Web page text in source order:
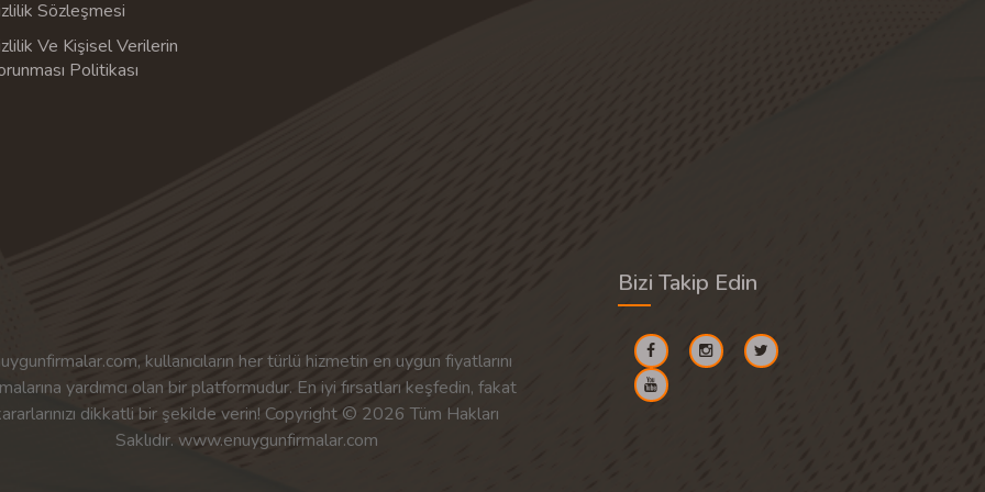
Sözleşmesi
Ve Kişisel Verilerin
Politikası
kullanıcıların her türlü hizmetin en uygun fiyatlarını
yardımcı olan bir platformudur. En iyi fırsatları keşfedin, fakat
dikkatli bir şekilde verin! Copyright © 2026 Tüm Hakları
Saklıdır. www.enuygunfirmalar.com
Bizi Takip Edin